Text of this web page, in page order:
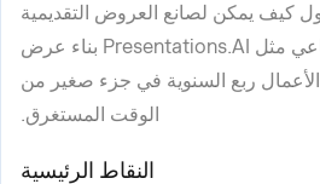
كيف يمكن لصانع العروض التقديمية
المدعوم بالذكاء الاصطناعي مثل Presentations.AI بناء عرض
ربع السنوية في جزء صغير من
الوقت المستغرق.
النقاط الرئيسية